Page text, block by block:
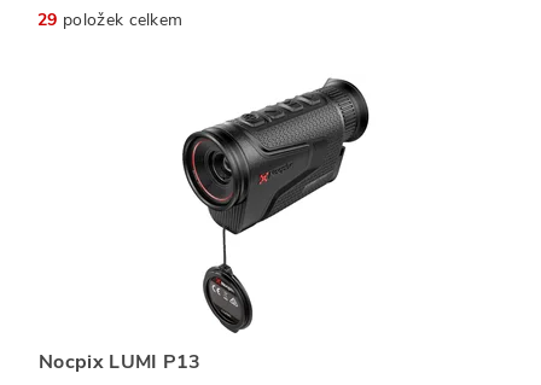
29 položek celkem
Nocpix LUMI P13